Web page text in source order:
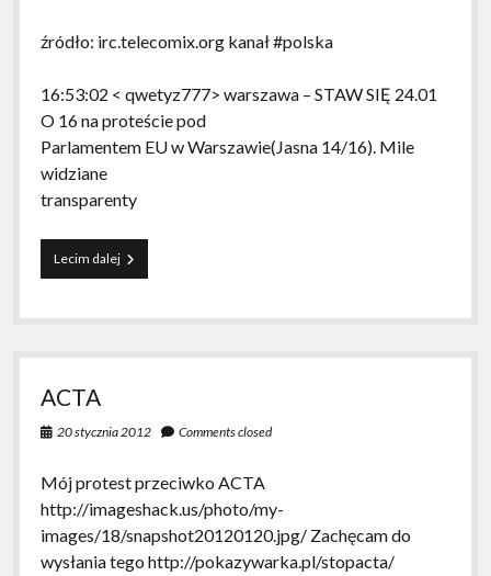
źródło: irc.telecomix.org kanał #polska
16:53:02 < qwetyz777> warszawa – STAW SIĘ 24.01
O 16 na proteście pod
Parlamentem EU w Warszawie(Jasna 14/16). Mile
widziane
transparenty
Lecim dalejPlanowane
akcje
przeciw
ACTA
20 stycznia 2012 Comments closed
Mój protest przeciwko ACTA
http://imageshack.us/photo/my-
images/18/snapshot20120120.jpg/ Zachęcam do
wysłania tego http://pokazywarka.pl/stopacta/